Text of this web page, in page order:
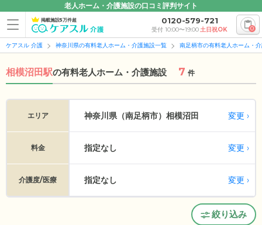
老人ホーム・介護施設の口コミ評判サイト
掲載施設5万件超 0120-579-721
受付 10:00〜19:00土日祝OK 0
ケアスル 介護 神奈川県の有料老人ホーム・介護施設一覧 南足柄市の有料老人ホーム・
相模沼田駅の有料老人ホーム・介護施設 7 件
エリア 神奈川県（南足柄市） 相模沼田 変更
料金 指定なし 変更
介護度/医療 指定なし 変更
絞り込み